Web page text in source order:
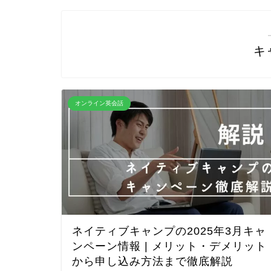
キ
オンライン英会話
ネイティブキャンプの2025年3月キャ
ンペーン情報 | メリット・デメリット
から申し込み方法まで徹底解説